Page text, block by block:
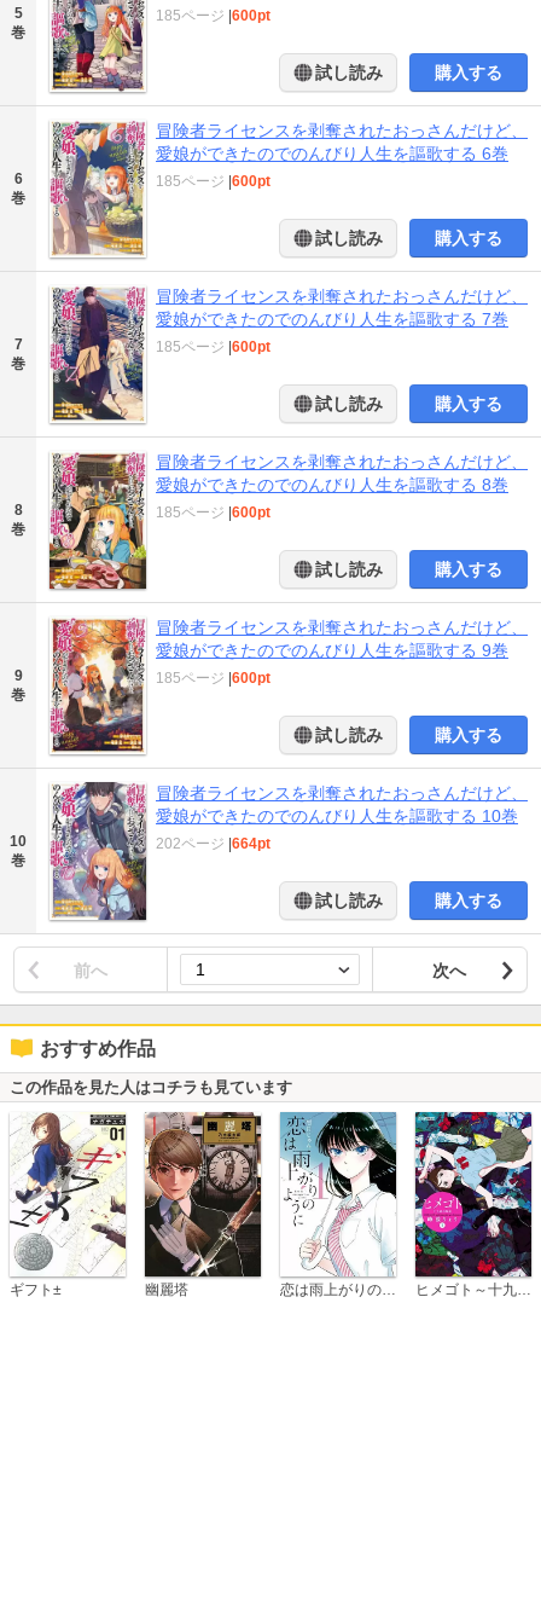
5
巻
185ページ 600pt
試し読み 購入する
6
巻
冒険者ライセンスを剥奪されたおっさんだけど、
愛娘ができたのでのんびり人生を謳歌する 6巻
185ページ 600pt
試し読み 購入する
7
巻
冒険者ライセンスを剥奪されたおっさんだけど、
愛娘ができたのでのんびり人生を謳歌する 7巻
185ページ 600pt
試し読み 購入する
8
巻
冒険者ライセンスを剥奪されたおっさんだけど、
愛娘ができたのでのんびり人生を謳歌する 8巻
185ページ 600pt
試し読み 購入する
9
巻
冒険者ライセンスを剥奪されたおっさんだけど、
愛娘ができたのでのんびり人生を謳歌する 9巻
185ページ 600pt
試し読み 購入する
10
巻
冒険者ライセンスを剥奪されたおっさんだけど、
愛娘ができたのでのんびり人生を謳歌する 10巻
202ページ 664pt
試し読み 購入する
前へ 次へ
おすすめ作品
この作品を見た人はコチラも見ています
ギフト± 幽麗塔 恋は雨上がりのように ヒメゴト～十九歳の制服～